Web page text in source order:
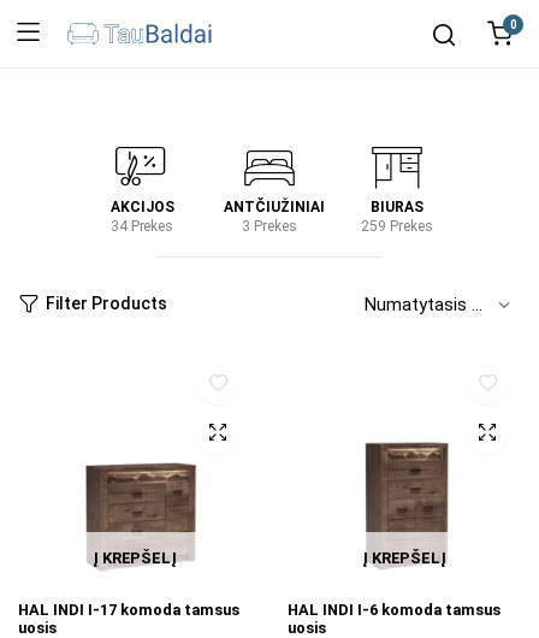
0
AKCIJOS
34 Prekes
ANTČIUŽINIAI
3 Prekes
BIURAS
259 Prekes
Filter Products
Į KREPŠELĮ
HAL INDI I-17 komoda tamsus
uosis
Į KREPŠELĮ
HAL INDI I-6 komoda tamsus
uosis